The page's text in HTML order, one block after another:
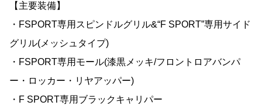
【主要装備】
・FSPORT専用スピンドルグリル&“F SPORT”専用サイド
グリル(メッシュタイプ)
・FSPORT専用モール(漆黒メッキ/フロントロアバンパ
ー・ロッカー・リヤアッパー)
・F SPORT専用ブラックキャリパー